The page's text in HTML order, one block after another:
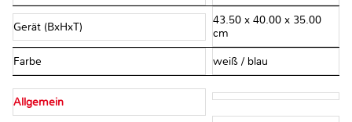
Gerät (BxHxT)
43.50 x 40.00 x 35.00
cm
Farbe weiß / blau
Allgemein